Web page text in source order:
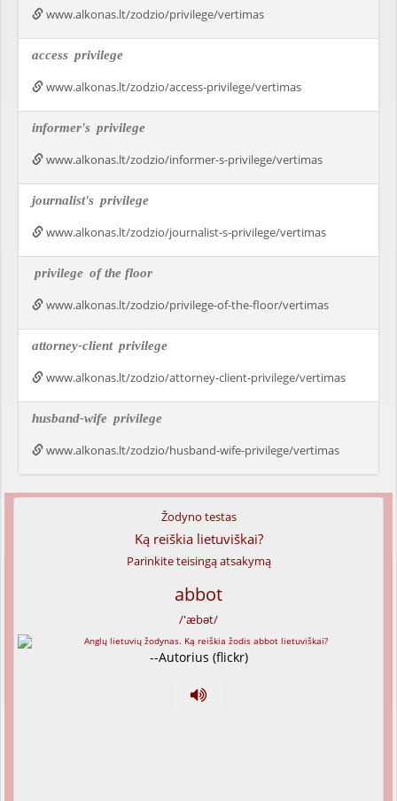
www.alkonas.lt/zodzio/privilege/vertimas
access privilege
www.alkonas.lt/zodzio/access-privilege/vertimas
informer's privilege
www.alkonas.lt/zodzio/informer-s-privilege/vertimas
journalist's privilege
www.alkonas.lt/zodzio/journalist-s-privilege/vertimas
privilege of the floor
www.alkonas.lt/zodzio/privilege-of-the-floor/vertimas
attorney-client privilege
www.alkonas.lt/zodzio/attorney-client-privilege/vertimas
husband-wife privilege
www.alkonas.lt/zodzio/husband-wife-privilege/vertimas
Žodyno testas
Ką reiškia lietuviškai?
Parinkite teisingą atsakymą
abbot
/'æbət/
--Autorius (flickr)